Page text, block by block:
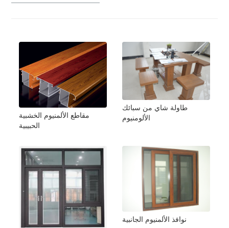
مقاطع الألمنيوم الخشبية
الحبيبية
طاولة شاي من سبائك
الألومنيوم
نوافذ الألمنيوم الجانبية